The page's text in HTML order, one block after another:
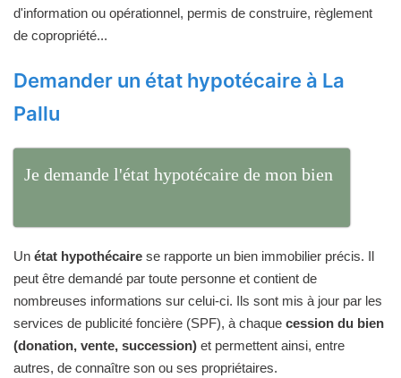
d'information ou opérationnel, permis de construire, règlement
de copropriété...
Demander un état hypotécaire à La
Pallu
Je demande l'état hypotécaire de mon bien
Un état hypothécaire se rapporte un bien immobilier précis. Il
peut être demandé par toute personne et contient de
nombreuses informations sur celui-ci. Ils sont mis à jour par les
services de publicité foncière (SPF), à chaque cession du bien
(donation, vente, succession) et permettent ainsi, entre
autres, de connaître son ou ses propriétaires.